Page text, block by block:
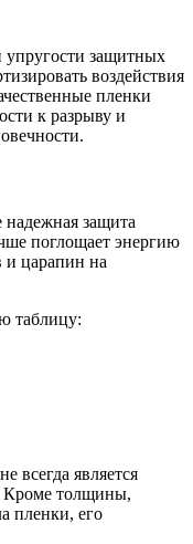
упругости защитных
воздействия
пленки
к разрыву и
защита
поглощает энергию
и царапин на
таблицу:
всегда является
Кроме толщины,
пленки, его